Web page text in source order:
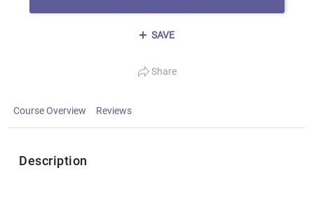
SAVE
Share
Course Overview Reviews
Description